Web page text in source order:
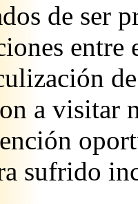
de ser
entre
a visitar
sufrido